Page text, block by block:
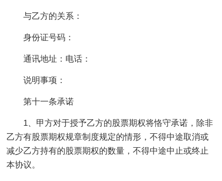
与乙方的关系：
身份证号码：
通讯地址：电话：
说明事项：
第十一条承诺
1、甲方对于授予乙方的股票期权将恪守承诺，除非
乙方有股票期权规章制度规定的情形，不得中途取消或
减少乙方持有的股票期权的数量，不得中途中止或终止
本协议。